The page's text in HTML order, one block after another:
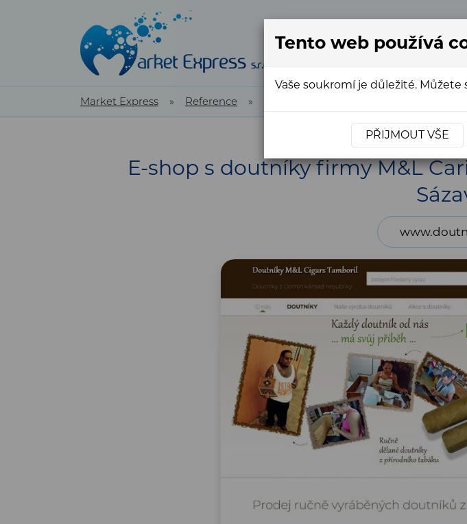
Market Express » Reference » E-shop s
E-shop s doutníky firmy M&L
Tento web používá
Vaše soukromí je důležité. Můžete
PŘIJMOUT VŠE